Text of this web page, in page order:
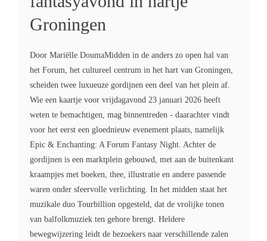
Groningen
Door Mariëlle DoumaMidden in de anders zo open hal van
het Forum, het cultureel centrum in het hart van Groningen,
scheiden twee luxueuze gordijnen een deel van het plein af.
Wie een kaartje voor vrijdagavond 23 januari 2026 heeft
weten te bemachtigen, mag binnentreden - daarachter vindt
voor het eerst een gloednieuw evenement plaats, namelijk
Epic & Enchanting: A Forum Fantasy Night. Achter de
gordijnen is een marktplein gebouwd, met aan de buitenkant
kraampjes met boeken, thee, illustratie en andere passende
waren onder sfeervolle verlichting. In het midden staat het
muzikale duo Tourbillion opgesteld, dat de vrolijke tonen
van balfolkmuziek ten gehore brengt. Heldere
bewegwijzering leidt de bezoekers naar verschillende zalen